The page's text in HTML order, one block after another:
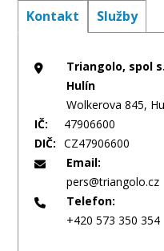
Kontakt Služby
Triangolo, spol
Hulín
Wolkerova 845,
IČ:
47906600
DIČ:
CZ47906600
Email:
pers@triangolo.cz
Telefon:
+420 573 350 354